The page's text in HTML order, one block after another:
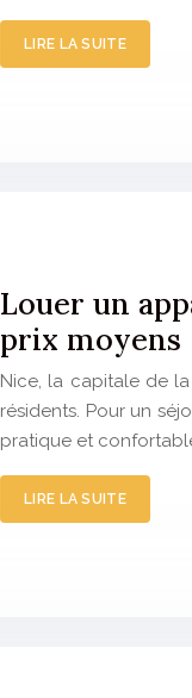
LIRE LA SUITE
Louer un
prix moyens
Nice, la capitale de
résidents. Pour un
pratique et
LIRE LA SUITE